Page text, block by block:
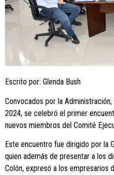
Escrito por: Glenda Bush
Convocados por la
2024, se celebró el primer
nuevos miembros del Comité
Este encuentro fue dirigido por la
quien además de presentar a los
Colón, expresó a los empresarios